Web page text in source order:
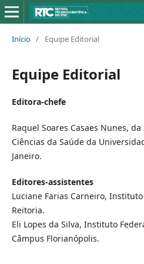
Início / Equipe Editorial
Equipe Editorial
Editora-chefe
Raquel Soares Casaes Nunes,
Ciências da Saúde da
Janeiro.
Editores-assistentes
Luciane Farias Carneiro,
Reitoria.
Eli Lopes da Silva, Instituto
Câmpus Florianópolis.